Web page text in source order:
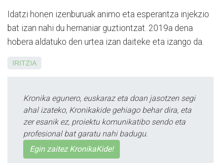
Idatzi honen izenburuak ani­mo eta esperantza injekzio
bat izan nahi du hernaniar guztiontzat. 2019a dena
hobera aldatuko den urtea izan daiteke eta izango da.
IRITZIA
Kronika egunero, euskaraz eta doan jasotzen segi
ahal izateko, Kronikakide gehiago behar dira, eta
zer esanik ez, proiektu komunikatibo sendo eta
profesional bat garatu nahi badugu.
Egin zaitez KronikaKide!